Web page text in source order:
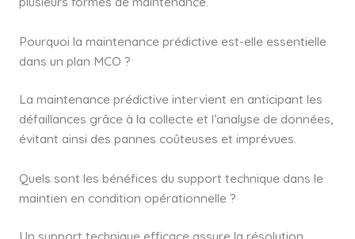
Pourquoi la maintenance prédictive est-elle essentielle
dans un plan MCO ?
La maintenance prédictive intervient en anticipant les
défaillances grâce à la collecte et l’analyse de données,
évitant ainsi des pannes coûteuses et imprévues.
Quels sont les bénéfices du support technique dans le
maintien en condition opérationnelle ?